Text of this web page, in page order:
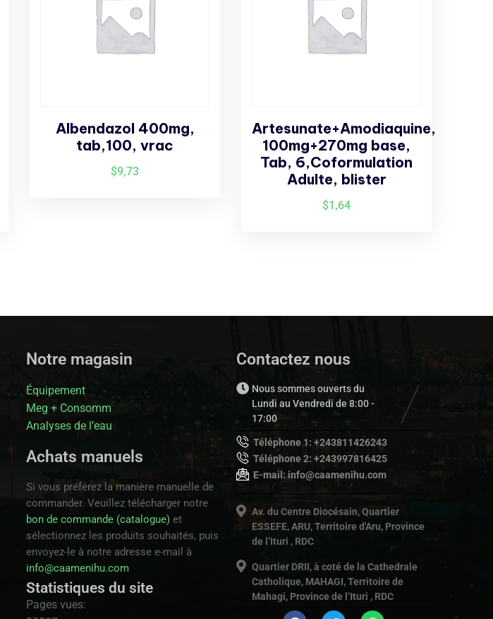
Albendazol 400mg,
tab,100, vrac
$9,73
Artesunate+Amodiaquine,
100mg+270mg base,
Tab, 6,Coformulation
Adulte, blister
$1,64
Notre magasin
Équipement
Meg + Consomm
Analyses de l’eau
Achats manuels
Si vous préférez la manière manuelle de
commander. Veuillez télécharger notre
bon de commande (catalogue) et
sélectionnez les produits souhaités, puis
envoyez-le à notre adresse e-mail à
info@caamenihu.com
Statistiques du site
Pages vues:
Contactez nous
Nous sommes ouverts du
Lundi au Vendredi de 8:00 -
17:00
Téléphone 1: +243811426243
Téléphone 2: +243997816425
E-mail: info@caamenihu.com
Av. du Centre Diocésain, Quartier
ESSEFE, ARU, Territoire d'Aru, Province
de l’Ituri , RDC
Quartier DRII, à coté de la Cathedrale
Catholique, MAHAGI, Territoire de
Mahagi, Province de l’Ituri , RDC